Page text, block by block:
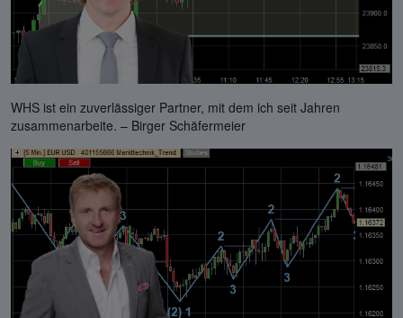
WHS ist ein zuverlässiger Partner, mit dem ich seit Jahren
zusammenarbeite. – Birger Schäfermeier